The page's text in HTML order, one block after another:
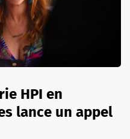
HPI en
lance un appel